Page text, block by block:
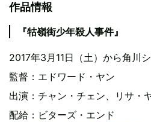
作品情報
『牯嶺街少年殺人事件』
2017年3月11日（土）から角川
監督：エドワード・ヤン
出演：チャン・チェン、リサ・
配給：ビターズ・エンド